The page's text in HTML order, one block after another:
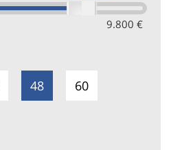
9.800 €
48 60